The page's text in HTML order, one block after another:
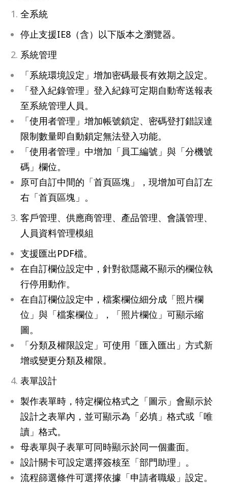
全系統
停止支援IE8（含）以下版本之瀏覽器。
系統管理
「系統環境設定」增加密碼最長有效期之設定。
「登入紀錄管理」登入紀錄可定期自動寄送報表
至系統管理人員。
「使用者管理」增加帳號鎖定、密碼登打錯誤達
限制數量即自動鎖定無法登入功能。
「使用者管理」中增加「員工編號」與「分機號
碼」欄位。
原可自訂中間的「首頁區塊」，現增加可自訂左
右「首頁區塊」。
客戶管理、供應商管理、產品管理、會議管理、
人員資料管理模組
支援匯出PDF檔。
在自訂欄位設定中，針對欲隱藏不顯示的欄位執
行停用動作。
在自訂欄位設定中，檔案欄位細分成「照片欄
位」與「檔案欄位」，「照片欄位」可顯示縮
圖。
「分類及權限設定」可使用「匯入匯出」方式新
增或變更分類及權限。
表單設計
製作表單時，特定欄位格式之「圖示」會顯示於
設計之表單內，並可顯示為「必填」格式或「唯
讀」格式。
母表單與子表單可同時顯示於同一個畫面。
設計關卡可設定選擇簽核至「部門助理」。
流程篩選條件可選擇依據「申請者職級」設定。